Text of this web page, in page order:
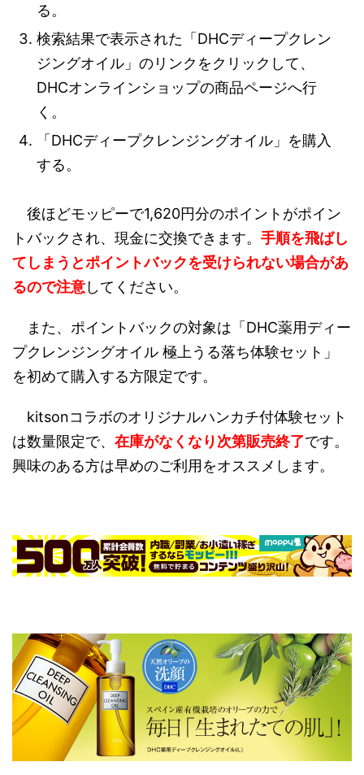
る。
検索結果で表示された「DHCディープクレン
ジングオイル」のリンクをクリックして、
DHCオンラインショップの商品ページへ行
く。
「DHCディープクレンジングオイル」を購入
する。
後ほどモッピーで1,620円分のポイントがポイン
トバックされ、現金に交換できます。 手順を飛ばし
てしまうとポイントバックを受けられない場合があ
るので注意してください。
また、ポイントバックの対象は「DHC薬用ディー
プクレンジングオイル 極上うる落ち体験セット」
を初めて購入する方限定です。
kitsonコラボのオリジナルハンカチ付体験セット
は数量限定で、 在庫がなくなり次第販売終了です。
興味のある方は早めのご利用をオススメします。